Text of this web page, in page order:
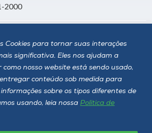
Cookies para tornar suas interações
significativa. Eles nos ajudam a
nosso website está sendo usado,
conteúdo sob medida para
sobre os tipos diferentes de
usando, leia nossa Política de
2000